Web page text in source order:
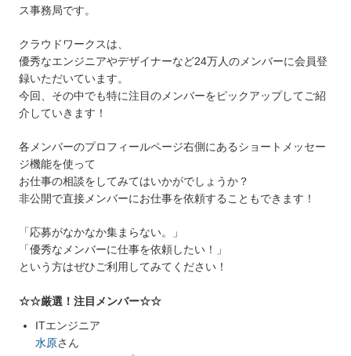
ス事務局です。
クラウドワークスは、
優秀なエンジニアやデザイナーなど24万人のメンバーに会員登
録いただいています。
今回、その中でも特に注目のメンバーをピックアップしてご紹
介していきます！
各メンバーのプロフィールページ右側にあるショートメッセー
ジ機能を使って
お仕事の相談をしてみてはいかがでしょうか？
非公開で直接メンバーにお仕事を依頼することもできます！
「応募がなかなか集まらない。」
「優秀なメンバーに仕事を依頼したい！」
という方はぜひご利用してみてください！
☆☆厳選！注目メンバー☆☆
ITエンジニア
水原さん